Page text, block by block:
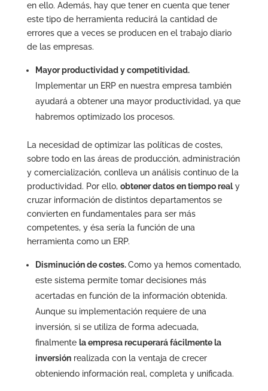
en ello. Además, hay que tener en cuenta que tener
este tipo de herramienta reducirá la cantidad de
errores que a veces se producen en el trabajo diario
de las empresas.
Mayor productividad y competitividad.
Implementar un ERP en nuestra empresa también
ayudará a obtener una mayor productividad, ya que
habremos optimizado los procesos.
La necesidad de optimizar las políticas de costes,
sobre todo en las áreas de producción, administración
y comercialización, conlleva un análisis continuo de la
productividad. Por ello, obtener datos en tiempo realy
cruzar información de distintos departamentos se
convierten en fundamentales para ser más
competentes, y ésa sería la función de una
herramienta como un ERP.
Disminución de costes.Como ya hemos comentado,
este sistema permite tomar decisiones más
acertadas en función de la información obtenida.
Aunque su implementación requiere de una
inversión, si se utiliza de forma adecuada,
finalmente la empresa recuperará fácilmente la
inversiónrealizada con la ventaja de crecer
obteniendo información real, completa y unificada.